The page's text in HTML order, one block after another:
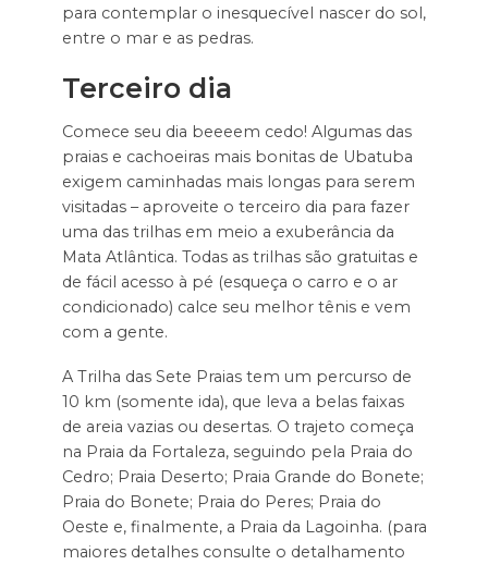
para contemplar o inesquecível nascer do sol,
entre o mar e as pedras.
Terceiro dia
Comece seu dia beeeem cedo! Algumas das
praias e cachoeiras mais bonitas de Ubatuba
exigem caminhadas mais longas para serem
visitadas – aproveite o terceiro dia para fazer
uma das trilhas em meio a exuberância da
Mata Atlântica. Todas as trilhas são gratuitas e
de fácil acesso à pé (esqueça o carro e o ar
condicionado) calce seu melhor tênis e vem
com a gente.
A Trilha das Sete Praias tem um percurso de
10 km (somente ida), que leva a belas faixas
de areia vazias ou desertas. O trajeto começa
na Praia da Fortaleza, seguindo pela Praia do
Cedro; Praia Deserto; Praia Grande do Bonete;
Praia do Bonete; Praia do Peres; Praia do
Oeste e, finalmente, a Praia da Lagoinha. (para
maiores detalhes consulte o detalhamento